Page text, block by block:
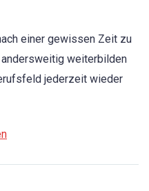
einer gewissen Zeit zu
weiterbilden
jederzeit wieder